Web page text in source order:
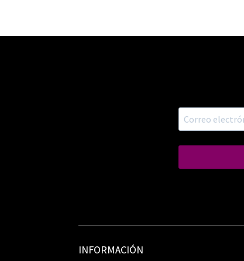
INFORMACIÓN